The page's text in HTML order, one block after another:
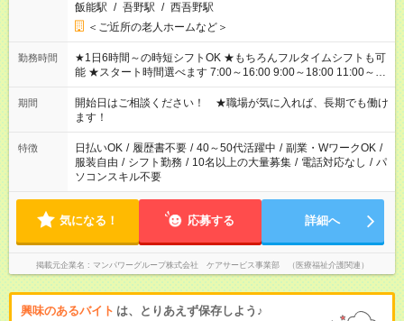
飯能駅 / 吾野駅 / 西吾野駅
＜ご近所の老人ホームなど＞
勤務時間
★1日6時間～の時短シフトOK ★もちろんフルタイムシフトも可
能 ★スタート時間選べます 7:00～16:00 9:00～18:00 11:00～
20:00 など 残業なし！ ※Wワークの場合、他のお仕事と合わせ
週40時間超の就業はご案内できません ※法令に基づき、週20時
間以上勤務は社会保険への加入対象となります ※労働者派遣法
（日雇い派遣の原則禁止）により、短時間・短期間の就業はご
案内が難しい場合があります
期間
開始日はご相談ください！ ★職場が気に入れば、長期でも働け
ます！
特徴 日払いOK / 履歴書不要 / 40～50代活躍中 / 副業・WワークOK /
服装自由 / シフト勤務 / 10名以上の大量募集 / 電話対応なし / パ
ソコンスキル不要
気になる！ 応募する 詳細へ
掲載元企業名 マンパワーグループ株式会社 ケアサービス事業部 （医療福祉介護関連）
興味のあるバイト は、とりあえず保存しよう♪